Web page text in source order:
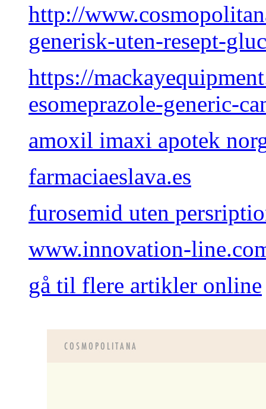
http://
generisk-uten-resept-
https://
esomeprazole-generic-
amoxil imaxi apotek
farmaciaeslava.es
furosemid uten
www.innovation-
gå til flere artikler online